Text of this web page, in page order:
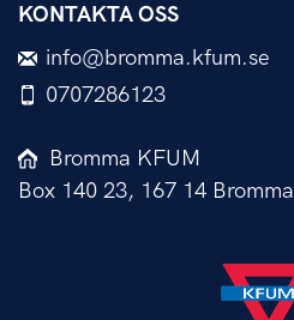
KONTAKTA OSS
info@bromma.kfum.se
0707286123
Bromma KFUM
Box 140 23, 167 14 Bromma